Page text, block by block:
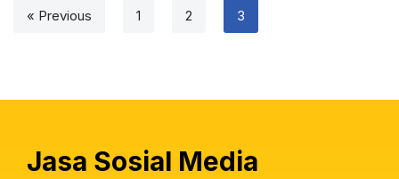
« Previous 1 2 3
Jasa Sosial Media